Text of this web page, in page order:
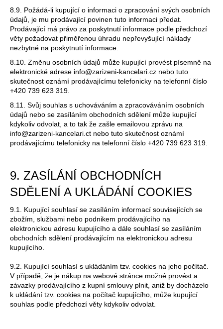
8.9. Požádá-li kupující o informaci o zpracování svých osobních
údajů, je mu prodávající povinen tuto informaci předat.
Prodávající má právo za poskytnutí informace podle předchozí
věty požadovat přiměřenou úhradu nepřevyšující náklady
nezbytné na poskytnutí informace.
8.10. Změnu osobních údajů může kupující provést písemně na
elektronické adrese info@zarizeni-kancelari.cz nebo tuto
skutečnost oznámí prodávajícímu telefonicky na telefonní číslo
+420 739 623 319.
8.11. Svůj souhlas s uchováváním a zpracováváním osobních
údajů nebo se zasíláním obchodních sdělení může kupující
kdykoliv odvolat, a to tak že zašle emailovou zprávu na
info@zarizeni-kancelari.ct nebo tuto skutečnost oznámí
prodávajícímu telefonicky na telefonní číslo +420 739 623 319.
9. ZASÍLÁNÍ OBCHODNÍCH
SDĚLENÍ A UKLÁDÁNÍ COOKIES
9.1. Kupující souhlasí se zasíláním informací souvisejících se
zbožím, službami nebo podnikem prodávajícího na
elektronickou adresu kupujícího a dále souhlasí se zasíláním
obchodních sdělení prodávajícím na elektronickou adresu
kupujícího.
9.2. Kupující souhlasí s ukládáním tzv. cookies na jeho počítač.
V případě, že je nákup na webové stránce možné provést a
závazky prodávajícího z kupní smlouvy plnit, aniž by docházelo
k ukládání tzv. cookies na počítač kupujícího, může kupující
souhlas podle předchozí věty kdykoliv odvolat.